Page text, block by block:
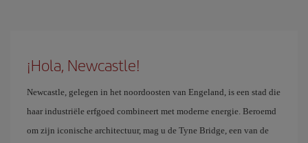
¡Hola, Newcastle!
Newcastle, gelegen in het noordoosten van Engeland, is een stad die
haar industriële erfgoed combineert met moderne energie. Beroemd
om zijn iconische architectuur, mag u de Tyne Bridge, een van de